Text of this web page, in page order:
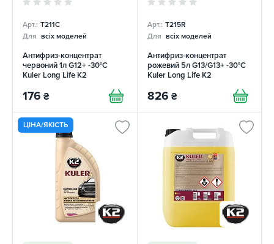
Арт.: T211C
Для всіх моделей
Антифриз-концентрат
червоний 1л G12+ -30°C
Kuler Long Life K2
176 ₴
Арт.: T215R
Для всіх моделей
Антифриз-концентрат
рожевий 5л G13/G13+ -30°C
Kuler Long Life K2
826 ₴
ЦІНА/ЯКІСТЬ